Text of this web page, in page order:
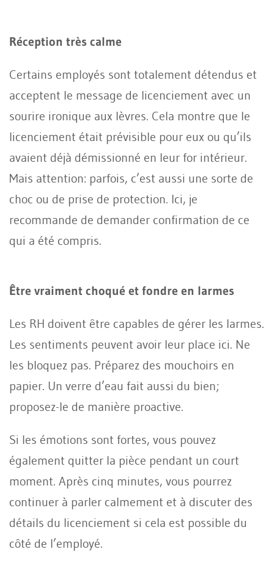
Réception très calme
Certains employés sont totalement détendus et
acceptent le message de licenciement avec un
sourire ironique aux lèvres. Cela montre que le
licenciement était prévisible pour eux ou qu’ils
avaient déjà démissionné en leur for intérieur.
Mais attention: parfois, c’est aussi une sorte de
choc ou de prise de protection. Ici, je
recommande de demander confirmation de ce
qui a été compris.
Être vraiment choqué et fondre en larmes
Les RH doivent être capables de gérer les larmes.
Les sentiments peuvent avoir leur place ici. Ne
les bloquez pas. Préparez des mouchoirs en
papier. Un verre d’eau fait aussi du bien;
proposez-le de manière proactive.
Si les émotions sont fortes, vous pouvez
également quitter la pièce pendant un court
moment. Après cinq minutes, vous pourrez
continuer à parler calmement et à discuter des
détails du licenciement si cela est possible du
côté de l’employé.